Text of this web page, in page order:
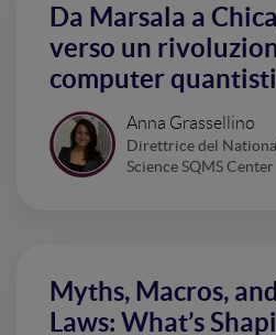
Da Marsala a
verso un
computer
Anna Grassellino
Direttrice del
Science SQMS Center
Myths, Macros,
Laws: What’s